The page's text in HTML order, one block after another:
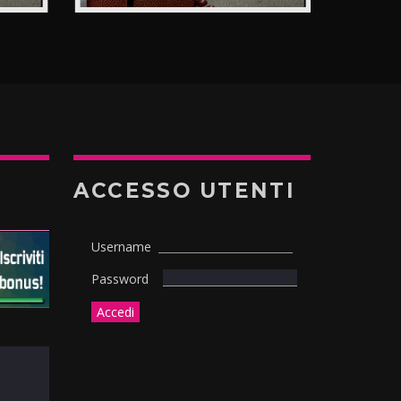
ACCESSO UTENTI
Username
Password